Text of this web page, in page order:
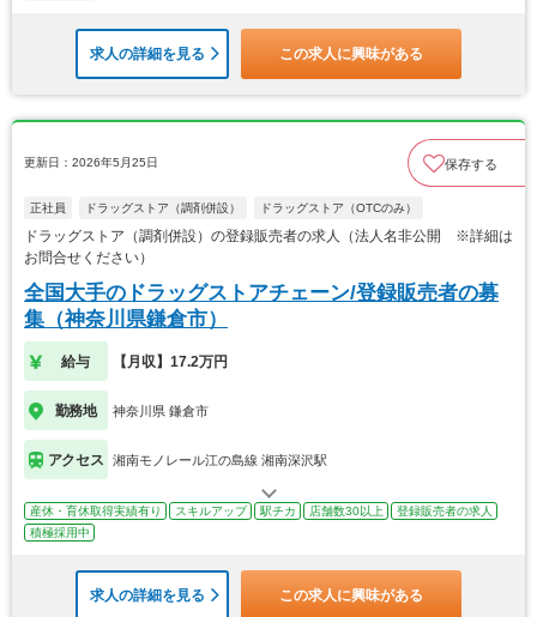
求人の詳細を見る この求人に興味がある
更新日：2026年5月25日 保存する
正社員 ドラッグストア（調剤併設） ドラッグストア（OTCのみ）
ドラッグストア（調剤併設）の登録販売者の求人（法人名非公開 ※詳細は
お問合せください）
全国大手のドラッグストアチェーン/登録販売者の募
集（神奈川県鎌倉市）
給与 【月収】17.2万円
勤務地 神奈川県 鎌倉市
アクセス 湘南モノレール江の島線 湘南深沢駅
産休・育休取得実績有り スキルアップ 駅チカ 店舗数30以上
登録販売者の求人
積極採用中
求人の詳細を見る この求人に興味がある